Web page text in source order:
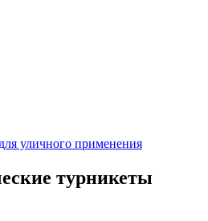
уличного применения
турникеты